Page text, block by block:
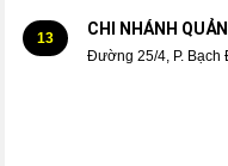
13 CHI NHÁNH
Đường 25/4, P. Bạch